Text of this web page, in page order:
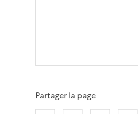
Partager la page